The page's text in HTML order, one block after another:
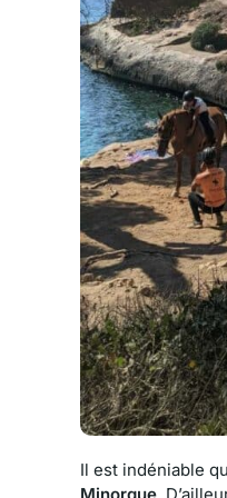
Il est indéniable